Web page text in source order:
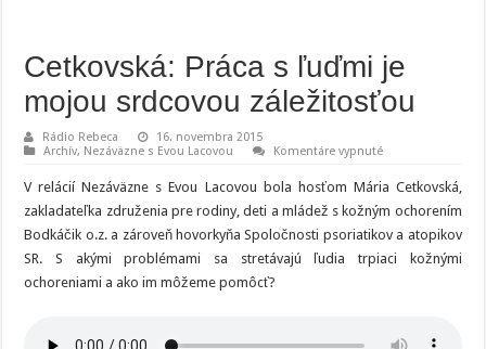
Cetkovská: Práca s ľuďmi je
mojou srdcovou záležitosťou
Rádio Rebeca
16. novembra 2015
Archív, Nezáväzne s Evou Lacovou Komentáre vypnuténa
s
ľuďmi
mojou
záležitosťou
V relácií Nezáväzne s Evou Lacovou bola hosťom Mária Cetkovská,
zakladateľka združenia pre rodiny, deti a mládež s kožným ochorením
Bodkáčik o.z. a zároveň hovorkyňa Spoločnosti psoriatikov a atopikov
SR. S akými problémami sa stretávajú ľudia trpiaci kožnými
ochoreniami a ako im môžeme pomôcť?